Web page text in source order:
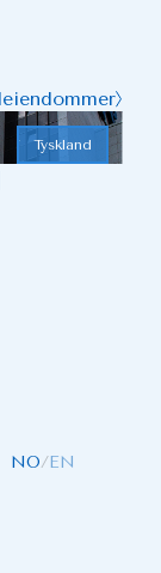
NO/EN
Tyskland